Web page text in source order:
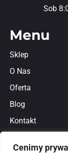
Cenimy
Sob
Menu
Sklep
O Nas
Oferta
Blog
Kontakt